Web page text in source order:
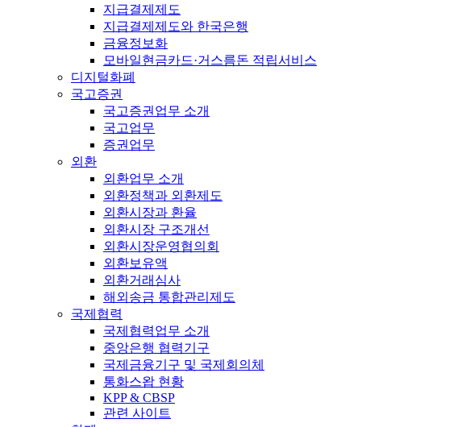
지급결제제도
지급결제제도와 한국은행
금융정보화
모바일현금카드·거스름돈 적립서비스
디지털화폐
국고증권
국고증권업무 소개
국고업무
증권업무
외환
외환업무 소개
외환정책과 외환제도
외환시장과 환율
외환시장 구조개선
외환시장운영협의회
외환보유액
외환거래심사
해외송금 통합관리제도
국제협력
국제협력업무 소개
중앙은행 협력기구
국제금융기구 및 국제회의체
통화스왑 현황
KPP & CBSP
관련 사이트